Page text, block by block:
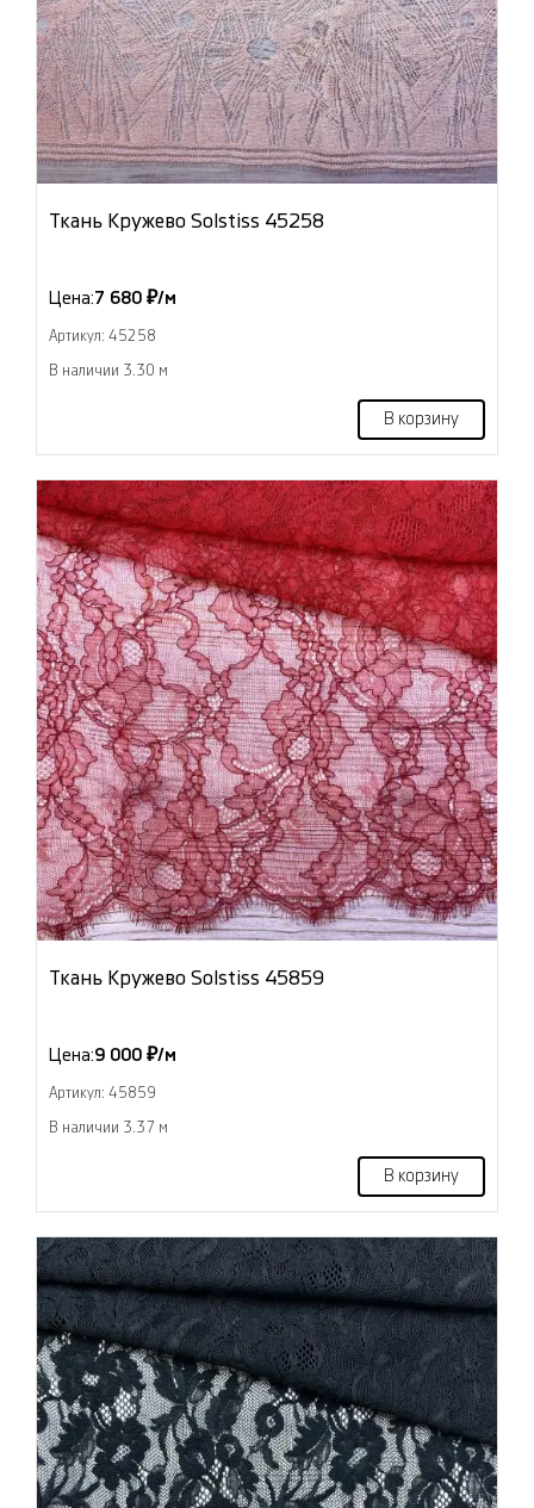
Ткань Кружево Solstiss 45258
Цена:7 680 ₽/м
Артикул: 45258
В наличии 3.30 м
В корзину
Ткань Кружево Solstiss 45859
Цена:9 000 ₽/м
Артикул: 45859
В наличии 3.37 м
В корзину